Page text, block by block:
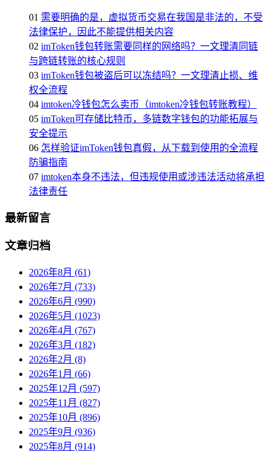
01 需要明确的是，虚拟货币交易在我国是非法的，不受
法律保护，因此不能提供相关内容
02 imToken钱包转账需要同样的网络吗？一文理清同链
与跨链转账的核心规则
03 imToken钱包被盗后可以冻结吗？一文理清止损、维
权全流程
04 imtoken冷钱包怎么卖币（imtoken冷钱包转账教程）
05 imToken可存储比特币，多链数字钱包的功能拓展与
安全提示
06 怎样验证imToken钱包真假，从下载到使用的全流程
防骗指南
07 imtoken本身不违法，但违规使用或涉违法活动将承担
法律责任
最新留言
文章归档
2026年8月 (61)
2026年7月 (733)
2026年6月 (990)
2026年5月 (1023)
2026年4月 (767)
2026年3月 (182)
2026年2月 (8)
2026年1月 (66)
2025年12月 (597)
2025年11月 (827)
2025年10月 (896)
2025年9月 (936)
2025年8月 (914)